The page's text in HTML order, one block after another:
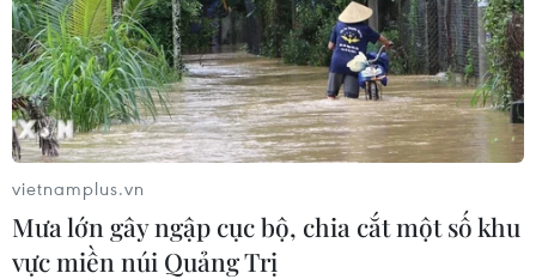
vietnamplus.vn
Mưa lớn gây ngập cục bộ, chia cắt một số khu
vực miền núi Quảng Trị